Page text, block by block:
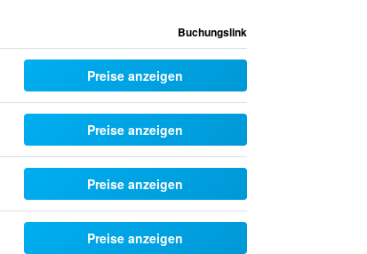
Buchungslink
Preise anzeigen
Preise anzeigen
Preise anzeigen
Preise anzeigen